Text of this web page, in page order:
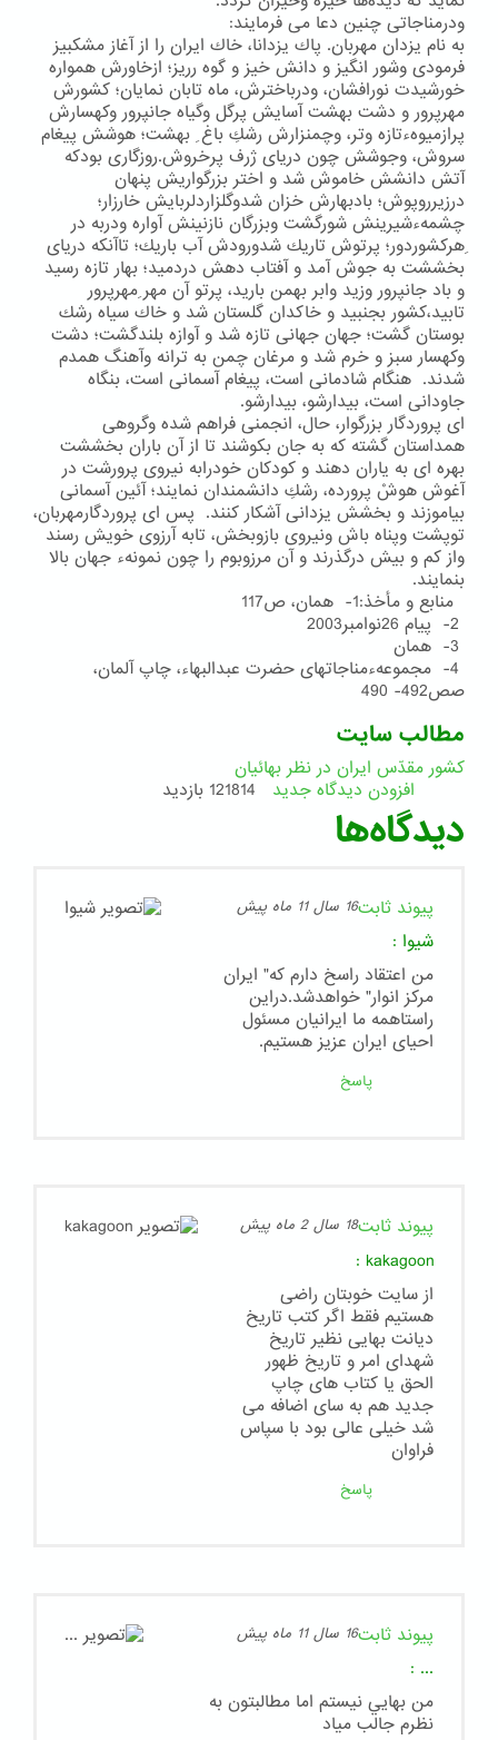
ودرمناجاتی چنین دعا می فرمایند:
به نام یزدان مهربان. پاك یزدانا، خاك ایران را از آغاز مشكبیز
فرمودی وشور انگیز و دانش خیز و گوه رریز؛ ازخاورش همواره
خورشیدت نورافشان، ودرباخترش، ماه تابان نمایان؛ كشورش
مهرپرور و دشت بهشت آسایش پرگل وگیاه جانپرور وكهسارش
پرازمیوهءتازه وتر، وچمنزارش رشكِ باغ ِ بهشت؛ هوشش پیغام
سروش، وجوشش چون دریای ژرف پرخروش.روزگاری بودكه
آتش دانشش خاموش شد و اختر بزرگواریش پنهان
درزیرروپوش؛ بادبهارش خزان شدوگلزاردلربایش خارزار؛
چشمهءشیرینش شورگشت وبزرگان نازنینش آواره ودربه در
ِهركشوردور؛ پرتوش تاریك شدورودش آب باریك؛ تاآنكه دریای
بخششت به جوش آمد و آفتاب دهش دردمید؛ بهار تازه رسید
و باد جانپرور وزید وابر بهمن بارید، پرتو آن مهر ِمهرپرور
تابید،كشور بجنبید و خاكدان گلستان شد و خاك سیاه رشك
بوستان گشت؛ جهان جهانی تازه شد و آوازه بلندگشت؛ دشت
وكهسار سبز و خرم شد و مرغان چمن به ترانه وآهنگ همدم
شدند. هنگام شادمانی است، پیغام آسمانی است، بنگاه
جاودانی است، بیدارشو، بیدارشو.
ای پروردگار بزرگوار، حال، انجمنی فراهم شده وگروهی
همداستان گشته كه به جان بكوشند تا از آن باران بخششت
بهره ای به یاران دهند و كودكان خودرابه نیروی پرورشت در
آغوش هوشْ پرورده، رشكِ دانشمندان نمایند؛ آئین آسمانی
بیاموزند و بخشش یزدانی آشكار كنند. پس ای پروردگارمهربان،
توپشت وپناه باش ونیروی بازوبخش، تابه آرزوی خویش رسند
واز كم و بیش درگذرند و آن مرزوبوم را چون نمونهء جهان بالا
بنمایند.
منابع و مأخذ:1- همان، ص117
4- مجموعهءمناجاتهای حضرت عبدالبهاء، چاپ آلمان،
صص492- 490
مطالب سایت
کشور مقدّس ایران در نظر بهائیان
افزودن دیدگاه جدید
121814 بازدید
دیدگاه‌ها
پیوند ثابت16 سال 11 ماه پیش
شیوا :
من اعتقاد راسخ دارم که" ایران
مرکز انوار" خواهدشد.دراین
راستاهمه ما ایرانیان مسئول
احیای ایران عزیز هستیم.
پاسخ
پیوند ثابت18 سال 2 ماه پیش
kakagoon
:
از سایت خوبتان راضی
هستیم فقط اگر کتب تاریخ
دیانت بهایی نظیر تاریخ
شهدای امر و تاریخ ظهور
الحق یا کتاب های چاپ
جدید هم به سای اضافه می
شد خیلی عالی بود با سپاس
فراوان
پاسخ
پیوند ثابت16 سال 11 ماه پیش
...
:
من بهايي نيستم اما مطالبتون به
نظرم جالب مياد